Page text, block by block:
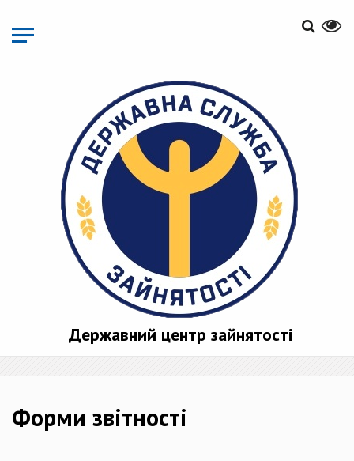
основного
матеріалу
Державний центр зайнятості
Форми звітності